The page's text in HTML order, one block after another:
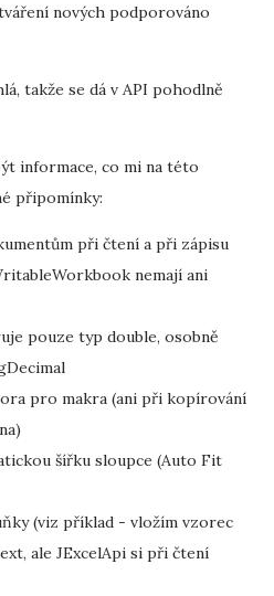
nových podporováno
takže se dá v API pohodlně
informace, co mi na této
připomínky:
při čtení a při zápisu
nemají ani
pouze typ double, osobně
pro makra (ani při kopírování
šířku sloupce (Auto Fit
(viz příklad - vložím vzorec
ale JExcelApi si při čtení